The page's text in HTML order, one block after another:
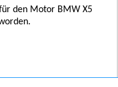
den Motor BMW X5